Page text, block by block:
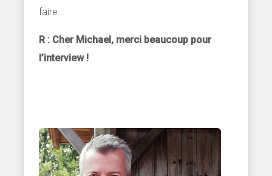
faire.
R : Cher Michael, merci beaucoup pour
l’interview !